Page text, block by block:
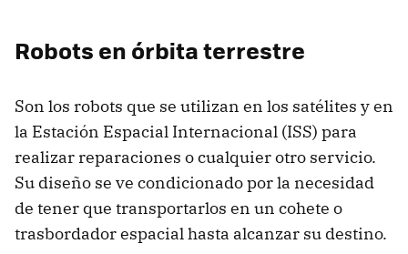
Robots en órbita terrestre
Son los robots que se utilizan en los satélites y en
la Estación Espacial Internacional (ISS) para
realizar reparaciones o cualquier otro servicio.
Su diseño se ve condicionado por la necesidad
de tener que transportarlos en un cohete o
trasbordador espacial hasta alcanzar su destino.